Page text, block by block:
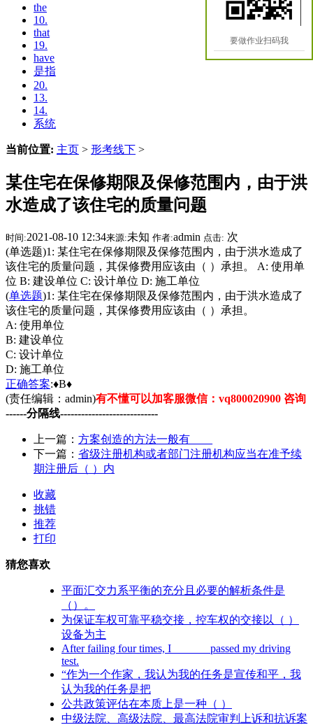
the
10.
that
19.
have
是指
20.
13.
14.
系统
当前位置: 主页 > 形考线下 >
某住宅在保修期限及保修范围内，由于洪
水造成了该住宅的质量问题
时间:2021-08-10 12:34来源:未知 作者:admin 点击: 次
(单选题)1: 某住宅在保修期限及保修范围内，由于洪水造成了
该住宅的质量问题，其保修费用应该由（ ）承担。 A: 使用单
位 B: 建设单位 C: 设计单位 D: 施工单位
(单选题)1: 某住宅在保修期限及保修范围内，由于洪水造成了
该住宅的质量问题，其保修费用应该由（ ）承担。
A: 使用单位
B: 建设单位
C: 设计单位
D: 施工单位
正确答案:♦B♦
(责任编辑：admin)有不懂可以加客服微信：vq800020900 咨询
------分隔线----------------------------
上一篇： 方案创造的方法一般有____
下一篇： 省级注册机构或者部门注册机构应当在准予续
期注册后（ ）内
收藏
挑错
推荐
打印
猜您喜欢
平面汇交力系平衡的充分且必要的解析条件是
（）。
为保证车权可靠平稳交接，控车权的交接以（ ）
设备为主
After failing four times, I ______ passed my driving
test.
“作为一个作家，我认为我的任务是宣传和平，我
认为我的任务是把
公共政策评估在本质上是一种（ ）
中级法院、高级法院、最高法院审判上诉和抗诉案
要做作业扫码我